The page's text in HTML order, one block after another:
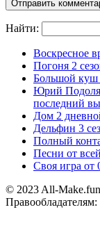
Найти:
Воскресное
Погоня 2
Большой куш
Юрий
последний
Дом 2
Дельфин 3
Полный
Песни от
Своя игра от
© 2023 All-Make.fun